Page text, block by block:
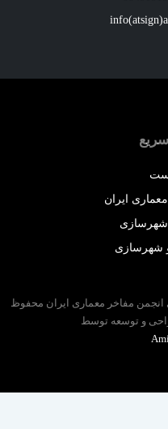
ایران
معماری ایران محفوظ